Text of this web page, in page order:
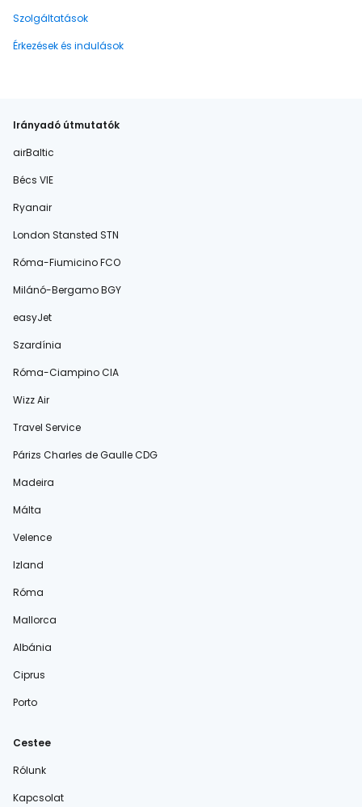
Szolgáltatások
Érkezések és indulások
Irányadó útmutatók
airBaltic
Bécs VIE
Ryanair
London Stansted STN
Róma-Fiumicino FCO
Milánó-Bergamo BGY
easyJet
Szardínia
Róma-Ciampino CIA
Wizz Air
Travel Service
Párizs Charles de Gaulle CDG
Madeira
Málta
Velence
Izland
Róma
Mallorca
Albánia
Ciprus
Porto
Cestee
Rólunk
Kapcsolat